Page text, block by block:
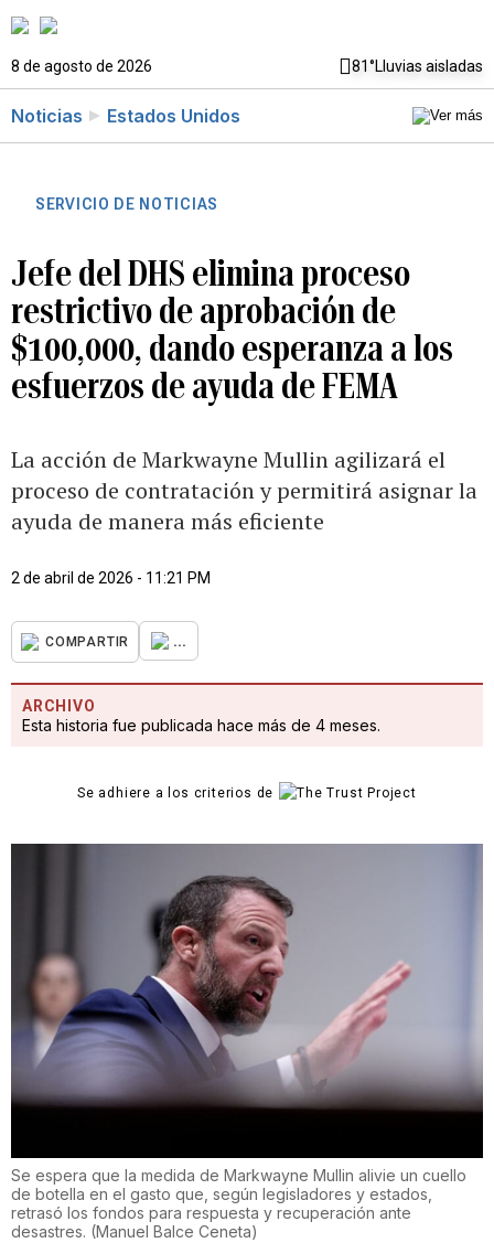
8 de agosto de 2026 81°Lluvias aisladas
Noticias Estados Unidos
SERVICIO DE NOTICIAS
Jefe del DHS elimina proceso
restrictivo de aprobación de
$100,000, dando esperanza a los
esfuerzos de ayuda de FEMA
La acción de Markwayne Mullin agilizará el
proceso de contratación y permitirá asignar la
ayuda de manera más eficiente
2 de abril de 2026 - 11:21 PM
COMPARTIR ...
ARCHIVO
Esta historia fue publicada hace más de 4 meses.
Se adhiere a los criterios de
Se espera que la medida de Markwayne Mullin alivie un cuello
de botella en el gasto que, según legisladores y estados,
retrasó los fondos para respuesta y recuperación ante
desastres. (Manuel Balce Ceneta)